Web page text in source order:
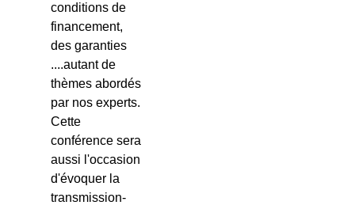
conditions de
financement,
des garanties
....autant de
thèmes abordés
par nos experts.
Cette
conférence sera
aussi l'occasion
d'évoquer la
transmission-